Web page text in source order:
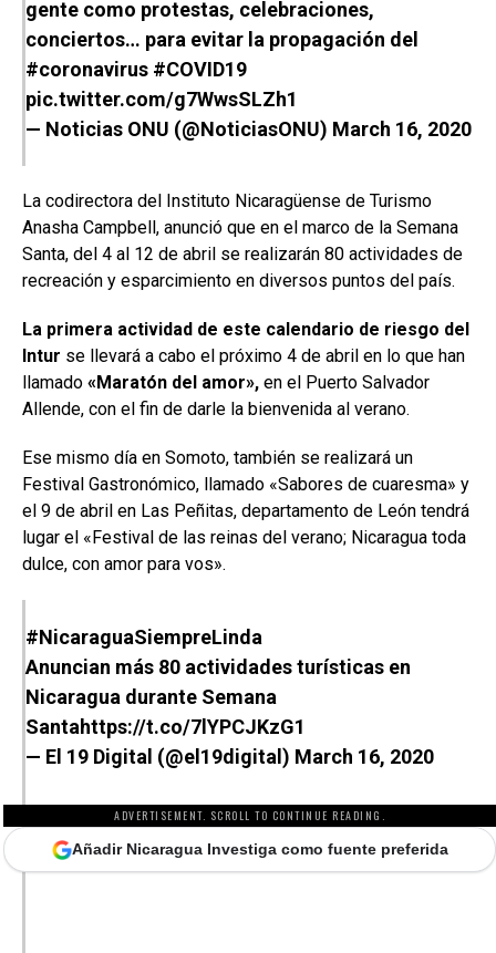
gente como protestas, celebraciones,
conciertos… para evitar la propagación del
#coronavirus #COVID19
pic.twitter.com/g7WwsSLZh1
— Noticias ONU (@NoticiasONU) March 16, 2020
La codirectora del Instituto Nicaragüense de Turismo
Anasha Campbell, anunció que en el marco de la Semana
Santa, del 4 al 12 de abril se realizarán 80 actividades de
recreación y esparcimiento en diversos puntos del país.
La primera actividad de este calendario de riesgo del
Intur se llevará a cabo el próximo 4 de abril en lo que han
llamado «Maratón del amor», en el Puerto Salvador
Allende, con el fin de darle la bienvenida al verano.
Ese mismo día en Somoto, también se realizará un
Festival Gastronómico, llamado «Sabores de cuaresma» y
el 9 de abril en Las Peñitas, departamento de León tendrá
lugar el «Festival de las reinas del verano; Nicaragua toda
dulce, con amor para vos».
#NicaraguaSiempreLinda
Anuncian más 80 actividades turísticas en
Nicaragua durante Semana
Santahttps://t.co/7lYPCJKzG1
— El 19 Digital (@el19digital) March 16, 2020
ADVERTISEMENT. SCROLL TO CONTINUE READING.
Añadir Nicaragua Investiga como fuente preferida